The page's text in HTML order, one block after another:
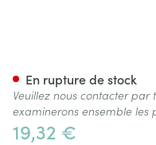
19,32 €
En rupture de stock
Veuillez nous contacter
examinerons ensemble les